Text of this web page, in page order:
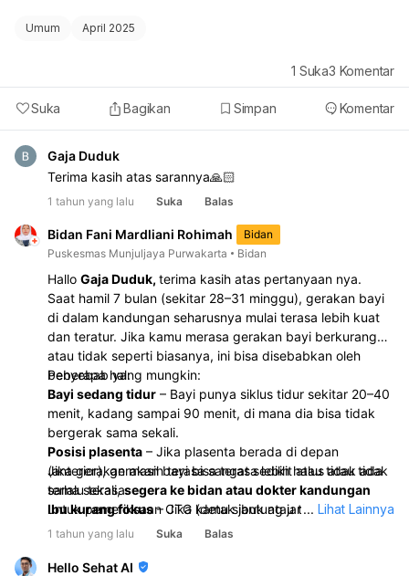
Umum April 2025
Suka Bagikan Simpan Komentar
1 Suka3 Komentar
Gaja Duduk
Terima kasih atas sarannya🙏🏻
1 tahun yang lalu Suka Balas
Bidan Fani Mardliani Rohimah
Bidan
Puskesmas Munjuljaya Purwakarta
Bidan
Hallo Gaja Duduk, terima kasih atas pertanyaan nya.
Saat hamil 7 bulan (sekitar 28–31 minggu), gerakan bayi
di dalam kandungan seharusnya mulai terasa lebih kuat
dan teratur. Jika kamu merasa gerakan bayi berkurang
atau tidak seperti biasanya, ini bisa disebabkan oleh
beberapa hal:
Penyebab yang mungkin:
Bayi sedang tidur – Bayi punya siklus tidur sekitar 20–40
menit, kadang sampai 90 menit, di mana dia bisa tidak
bergerak sama sekali.
Posisi plasenta – Jika plasenta berada di depan
(anterior), gerakan bayi bisa terasa lebih halus atau tidak
terlalu terasa.
Ibu kurang fokus– Jika kamu sibuk atau tidak
memperhatikan, gerakan bayi bisa saja terjadi tapi tidak
Penurunan cairan ketuban
Jika gerakan masih terasa sangat sedikit atau tidak ada
sama sekali,segera ke bidan atau dokter kandungan
untuk pemeriksaan CTG (detak jantung janin) atau USG.
... Lihat Lainnya
1 tahun yang lalu Suka Balas
Hello Sehat AI